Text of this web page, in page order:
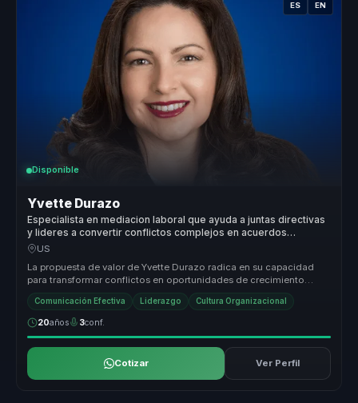
ES EN
Disponible
Yvette Durazo
Especialista en mediacion laboral que ayuda a juntas directivas
y lideres a convertir conflictos complejos en acuerdos
sostenibles y cultura saludable.
US
La propuesta de valor de Yvette Durazo radica en su capacidad
para transformar conflictos en oportunidades de crecimiento
organizacional....
Comunicación Efectiva Liderazgo Cultura Organizacional
20años 3conf.
Cotizar Ver Perfil